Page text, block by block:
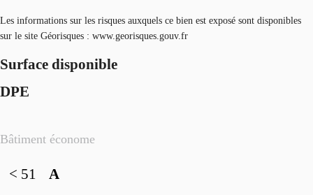
Les informations sur les risques auxquels ce bien est exposé sont disponibles
sur le site Géorisques : www.georisques.gouv.fr
Surface disponible
DPE
Bâtiment économe
A
< 51